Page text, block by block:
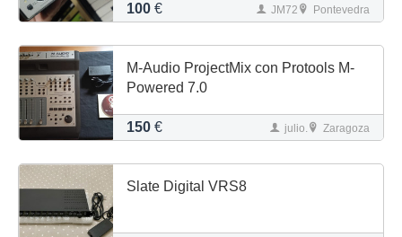
100 € JM72 Pontevedra
M-Audio ProjectMix con Protools M-
Powered 7.0
150 € julio. Zaragoza
Slate Digital VRS8